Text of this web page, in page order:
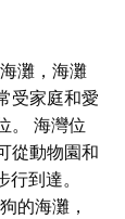
灘，海灘
受家庭和愛
。 海灣位
從動物園和
到達。
的海灘，